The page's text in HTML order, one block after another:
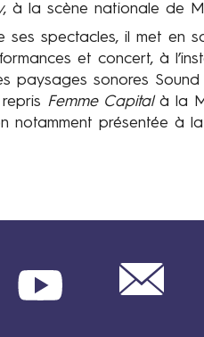
, à la scène nationale de
ses spectacles, il met en
et concert, à
paysages sonores
Femme Capital à la
notamment présentée à